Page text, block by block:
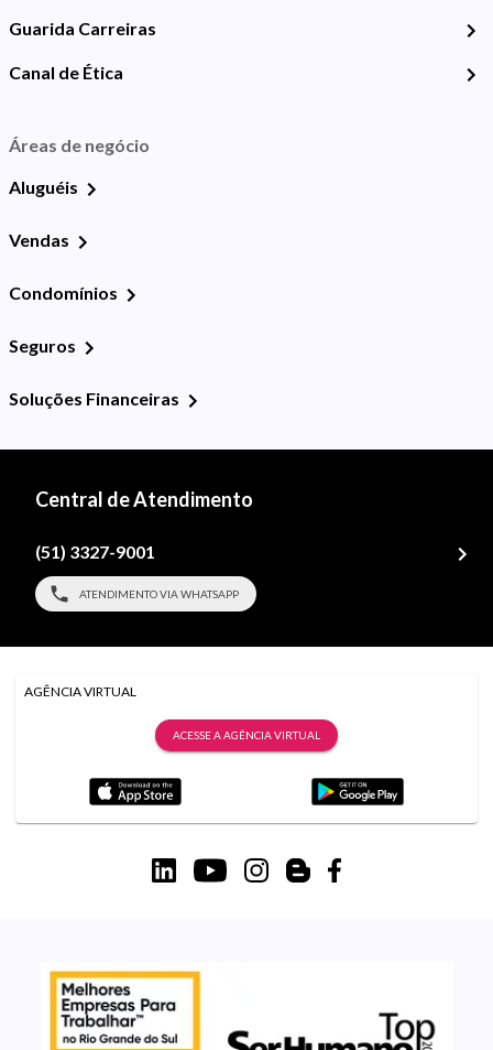
Guarida Carreiras
Canal de Ética
Áreas de negócio
Aluguéis
Vendas
Condomínios
Seguros
Soluções Financeiras
Central de Atendimento
(51) 3327-9001
ATENDIMENTO VIA WHATSAPP
AGÊNCIA VIRTUAL
ACESSE A AGÊNCIA VIRTUAL